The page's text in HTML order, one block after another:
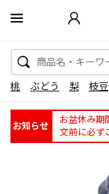
桃 ぶどう 梨 枝豆
お知らせ
お盆休み期
文前に必ず